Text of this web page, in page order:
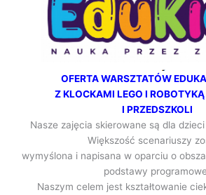
OFERTA WARSZTATÓW
Z KLOCKAMI LEGO I
I PRZEDSZKOLI
Nasze zajęcia skierowane są dla
Większość scenariuszy
wymyślona i napisana w oparciu o
podstawy
Naszym celem jest kształtowanie